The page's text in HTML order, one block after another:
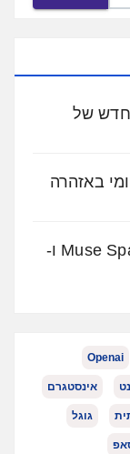
של
באזהרה
הדור הבא: Meta הכריזה על Muse Spark 1.2 ו-
Openai
אינסטגרם
גוגל